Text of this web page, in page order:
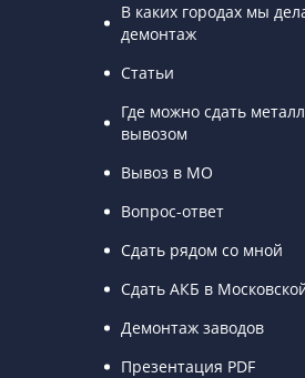
В каких городах мы
демонтаж
Статьи
Где можно сдать
вывозом
Вывоз в МО
Вопрос-ответ
Сдать рядом со мной
Сдать АКБ в
Демонтаж заводов
Презентация PDF